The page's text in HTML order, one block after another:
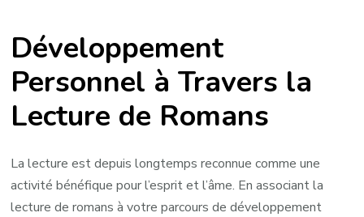
Développement
Personnel
à
Travers
la
de
Romans
Développement
Personnel à Travers la
Lecture de Romans
La lecture est depuis longtemps reconnue comme une
activité bénéfique pour l’esprit et l’âme. En associant la
lecture de romans à votre parcours de développement